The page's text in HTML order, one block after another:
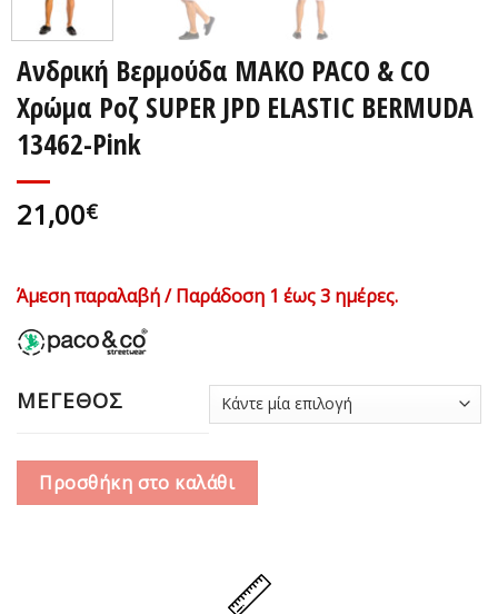
Ανδρική Βερμούδα ΜΑΚΟ PACO & CO
Χρώμα Ροζ SUPER JPD ELASTIC BERMUDA
13462-Pink
21,00€
Άμεση παραλαβή / Παράδοση 1 έως 3 ημέρες.
ΜΕΓΕΘΟΣ
Προσθήκη στο καλάθι